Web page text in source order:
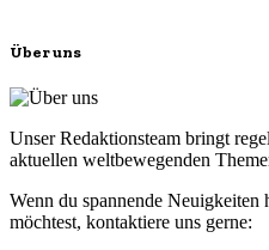
Über uns
Unser Redaktionsteam bringt
aktuellen weltbewegenden
Wenn du spannende Neuigkeiten
möchtest, kontaktiere uns gerne: